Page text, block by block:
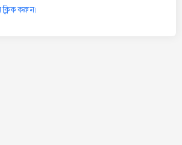
করুন।